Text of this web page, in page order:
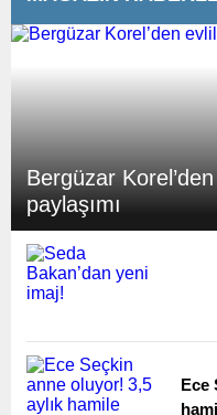
Bergüzar
paylaşımı
Ece